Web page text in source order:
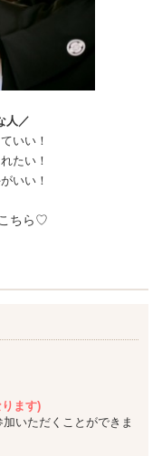
人／
いい！
たい！
いい！
ちら♡
ます)
いただくことができま